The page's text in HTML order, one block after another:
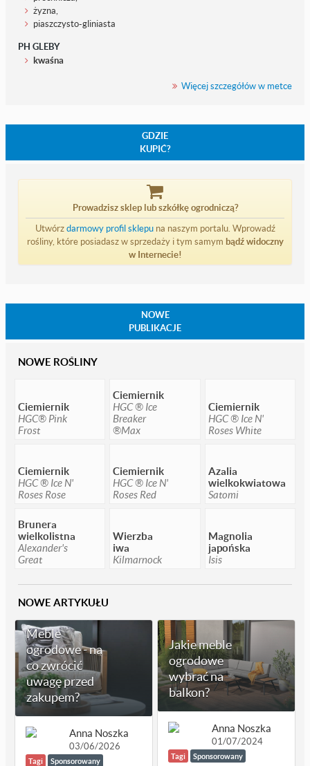
żyzna,
piaszczysto-gliniasta
PH GLEBY
kwaśna
Więcej szczegółów w metce
GDZIE
KUPIĆ?
Prowadzisz sklep lub szkółkę ogrodniczą?
Utwórzdarmowy profil sklepuna naszym portalu. Wprowadź
rośliny, które posiadasz w sprzedaży i tym samym bądź widoczny
w Internecie!
NOWE
PUBLIKACJE
NOWE ROŚLINY
Ciemiernik
HGC® Pink
Frost
Ciemiernik
HGC ® Ice
Breaker
®Max
Ciemiernik
HGC ® Ice N'
Roses White
Ciemiernik
HGC ® Ice N'
Roses Rose
Ciemiernik
HGC ® Ice N'
Roses Red
Azalia
wielkokwiatowa
Satomi
Brunera
wielkolistna
Alexander's
Great
Wierzba
iwa
Kilmarnock
Magnolia
japońska
Isis
NOWE ARTYKUŁU
Meble
ogrodowe - na
co zwrócić
uwagę przed
zakupem?
Anna Noszka
03/06/2026
Tagi Sponsorowany
Jakie meble
ogrodowe
wybrać na
balkon?
Anna Noszka
01/07/2024
Tagi Sponsorowany